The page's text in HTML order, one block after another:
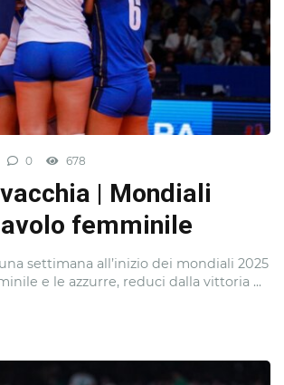
0 678
| Mondiali
femminile
settimana all’inizio dei mondiali 2025
e le azzurre, reduci dalla vittoria ...